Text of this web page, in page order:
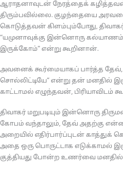
ஆராதனாவுடன் நேரத்தைக்
திரும்பவில்லை. குழந்தையை
கொடுத்தவன் கிளம்பும்போது,
“யமுனாவுக்கு இன்னொரு
இருக்கோம்” என்று கூறினான்.
அவனைக் கூர்மையாகப் பார்த்த
சொல்லிட்டியே” என்று தன் மனதில்
காட்டாமல் எழுந்தவன், பிரியாவிடம்
திவாகர் மறுபடியும் இன்னொரு
கோபம் வந்தாலும், தேவ் அதற்கு
அறையில் எதிர்பார்ப்புடன் காத்துக்
அதை ஒரு பொருட்டாக எடுக்காமல்
குத்தியது போன்ற உணர்வை மனதில்